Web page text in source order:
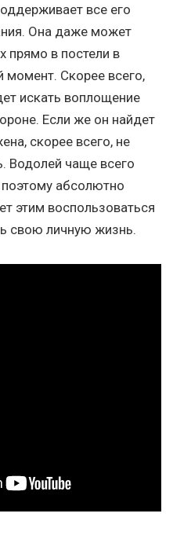
все его
Она даже может
прямо в постели в
Скорее всего,
искать воплощение
Если же он найдет
скорее всего, не
Водолей чаще всего
абсолютно
этим воспользоваться
свою личную жизнь.